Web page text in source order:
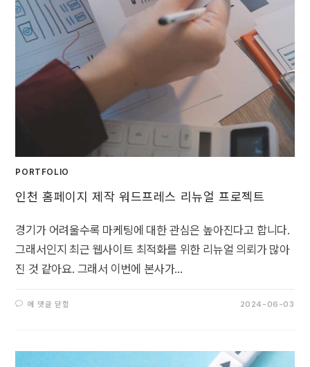
PORTFOLIO
인천 홈페이지 제작 워드프레스 리뉴얼 프로젝트
경기가 어려울수록 마케팅에 대한 관심은 높아진다고 합니다.
그래서인지 최근 웹사이트 최적화를 위한 리뉴얼 의뢰가 많아
진 것 같아요. 그래서 이번에 본사가…
에 댓글 닫힘 2024-06-03